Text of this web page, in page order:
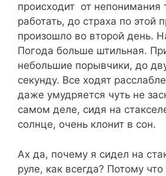
происходит от непонимания
работать, до страха по этой
произошло во второй день.
Погода больше штильная.
небольшие порывчики, до
секунду. Все ходят
даже умудряется чуть не
самом деле, сидя на
солнце, очень клонит в сон.
Ах да, почему я сидел на
руле, как всегда? Потому